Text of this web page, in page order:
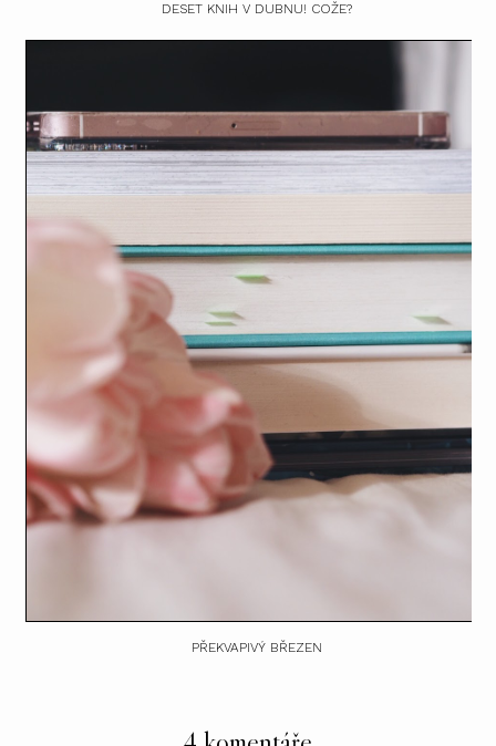
DESET KNIH V DUBNU! COŽE?
PŘEKVAPIVÝ BŘEZEN